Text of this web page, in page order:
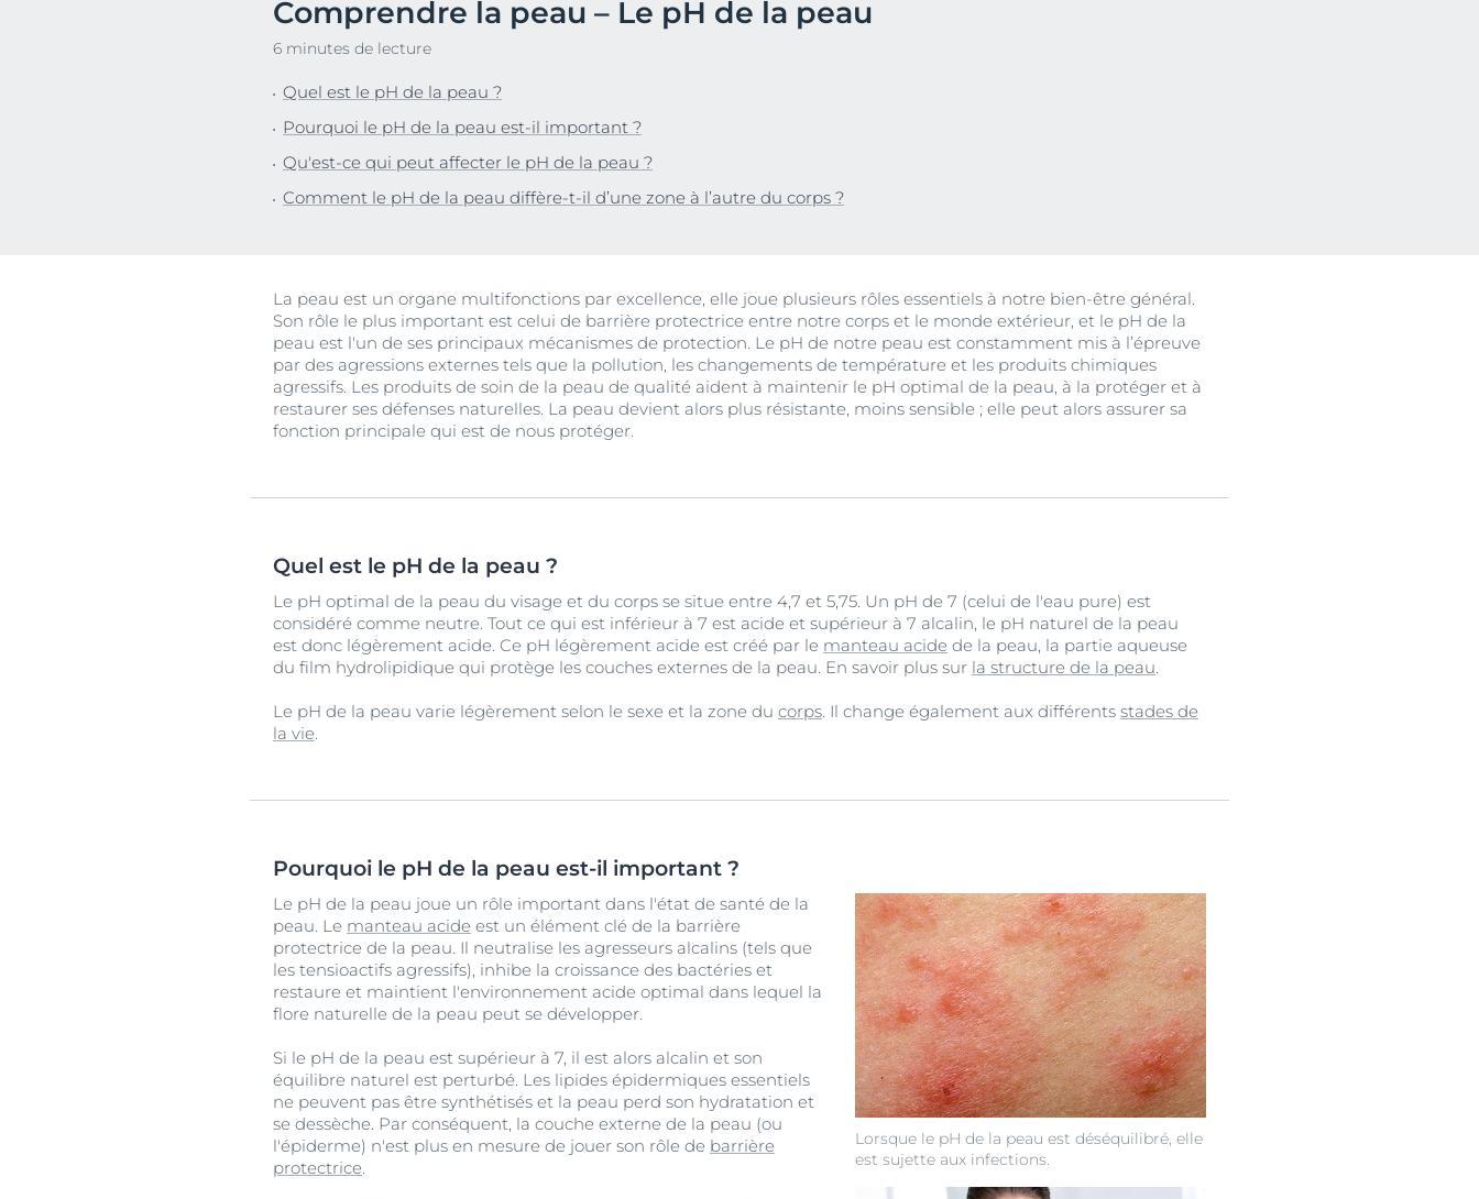
Lèvres sèches
Peau hyperpigmentée
Peau hypersensible
Cheveux et cuir chevelu
Peau sensible
Peau exposée au soleil
Anti-Rougeurs & Ultra
Découvrez Anti-Pigment
Notre engagement
Peau hyperpigmentée
4.2
Acheter le produit
Comprendre la peau – Le pH de la peau
6 minutes de lecture
Quel est le pH de la peau ?
Pourquoi le pH de la peau est-il important ?
Qu'est-ce qui peut affecter le pH de la peau ?
Comment le pH de la peau diffère-t-il d’une zone à l’autre du corps ?
La peau est un organe multifonctions par excellence, elle joue plusieurs rôles essentiels à notre bien-être général.
Son rôle le plus important est celui de barrière protectrice entre notre corps et le monde extérieur, et le pH de la
peau est l'un de ses principaux mécanismes de protection. Le pH de notre peau est constamment mis à l’épreuve
par des agressions externes tels que la pollution, les changements de température et les produits chimiques
agressifs. Les produits de soin de la peau de qualité aident à maintenir le pH optimal de la peau, à la protéger et à
restaurer ses défenses naturelles. La peau devient alors plus résistante, moins sensible ; elle peut alors assurer sa
fonction principale qui est de nous protéger.
Quel est le pH de la peau ?
Le pH optimal de la peau du visage et du corps se situe entre 4,7 et 5,75. Un pH de 7 (celui de l'eau pure) est
considéré comme neutre. Tout ce qui est inférieur à 7 est acide et supérieur à 7 alcalin, le pH naturel de la peau
est donc légèrement acide. Ce pH légèrement acide est créé par le manteau acide de la peau, la partie aqueuse
du film hydrolipidique qui protège les couches externes de la peau. En savoir plus sur la structure de la peau
Le pH de la peau varie légèrement selon le sexe et la zone du corps . Il change également aux différents stades de
la vie
Pourquoi le pH de la peau est-il important ?
Lorsque le pH de la peau est déséquilibré, elle
est sujette aux infections.
Le pH de la peau joue un rôle important dans l'état de santé de la
peau. Le manteau acide est un élément clé de la barrière
protectrice de la peau. Il neutralise les agresseurs alcalins (tels que
les tensioactifs agressifs), inhibe la croissance des bactéries et
restaure et maintient l'environnement acide optimal dans lequel la
flore naturelle de la peau peut se développer.
Si le pH de la peau est supérieur à 7, il est alors alcalin et son
équilibre naturel est perturbé. Les lipides épidermiques essentiels
ne peuvent pas être synthétisés et la peau perd son hydratation et
se dessèche. Par conséquent, la couche externe de la peau (ou
l'épiderme) n'est plus en mesure de jouer son rôle de barrière
protectrice